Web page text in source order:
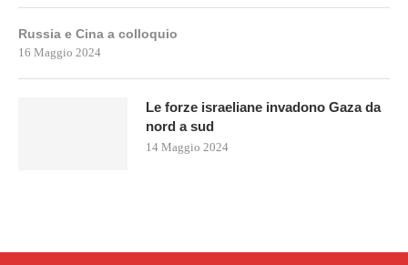
Russia e Cina a colloquio
16 Maggio 2024
Le forze israeliane invadono Gaza da
nord a sud
14 Maggio 2024